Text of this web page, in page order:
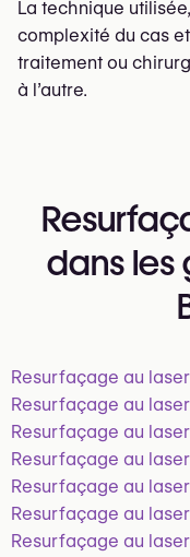
La technique
complexité du cas
traitement ou
à l’autre.
dans les
Resurfaçage au
Resurfaçage au
Resurfaçage au
Resurfaçage au
Resurfaçage au
Resurfaçage au
Resurfaçage au